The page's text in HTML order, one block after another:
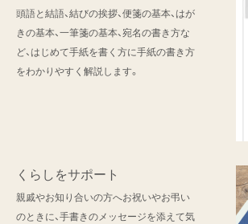
頭語と結語、結びの挨拶、便箋の基本、はが
きの基本、一筆箋の基本、宛名の書き方な
ど、はじめて手紙を書く方に手紙の書き方
をわかりやすく解説します。
くらしをサポート
親戚やお知り合いの方へお祝いやお弔い
のときに、手書きのメッセージを添えて気